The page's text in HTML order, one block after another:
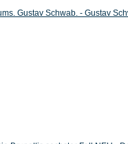
Gustav Schwab. - Gustav